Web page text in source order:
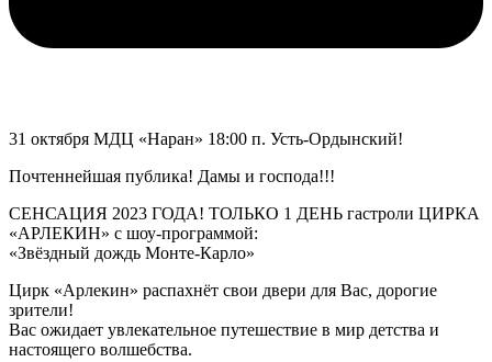
31 октября МДЦ «Наран» 18:00 п. Усть-Ордынский!
Почтеннейшая публика! Дамы и господа!!!
СЕНСАЦИЯ 2023 ГОДА! ТОЛЬКО 1 ДЕНЬ гастроли ЦИРКА
«АРЛЕКИН» с шоу-программой:
«Звёздный дождь Монте-Карло»
Цирк «Арлекин» распахнёт свои двери для Вас, дорогие
зрители!
Вас ожидает увлекательное путешествие в мир детства и
настоящего волшебства.